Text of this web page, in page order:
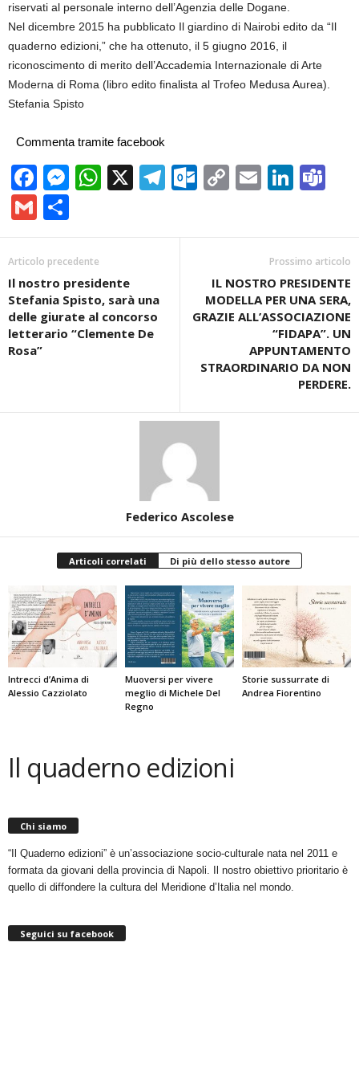
riservati al personale interno dell’Agenzia delle Dogane.
Nel dicembre 2015 ha pubblicato Il giardino di Nairobi edito da “Il
quaderno edizioni,” che ha ottenuto, il 5 giugno 2016, il
riconoscimento di merito dell’Accademia Internazionale di Arte
Moderna di Roma (libro edito finalista al Trofeo Medusa Aurea).
Stefania Spisto
Commenta tramite facebook
Facebook
Messenger
WhatsApp
X Telegram
Outlook.com
CopyEmail
Gmail
Articolo precedente
Il nostro presidente
Stefania Spisto, sarà una
delle giurate al concorso
letterario “Clemente De
Rosa”
Prossimo articolo
IL NOSTRO PRESIDENTE
MODELLA PER UNA SERA,
GRAZIE ALL’ASSOCIAZIONE
“FIDAPA”. UN
APPUNTAMENTO
STRAORDINARIO DA NON
PERDERE.
Federico Ascolese
Articoli correlati Di più dello stesso autore
Intrecci d’Anima di
Alessio Cazziolato
Muoversi per vivere
meglio di Michele Del
Regno
Storie sussurrate di
Andrea Fiorentino
Il quaderno edizioni
Chi siamo
“Il Quaderno edizioni” è un’associazione socio-culturale nata nel 2011 e
formata da giovani della provincia di Napoli. Il nostro obiettivo prioritario è
quello di diffondere la cultura del Meridione d’Italia nel mondo.
Seguici su facebook